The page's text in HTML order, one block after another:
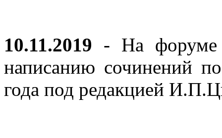
10.11.2019 - На форуме
написанию сочинений
года под редакцией